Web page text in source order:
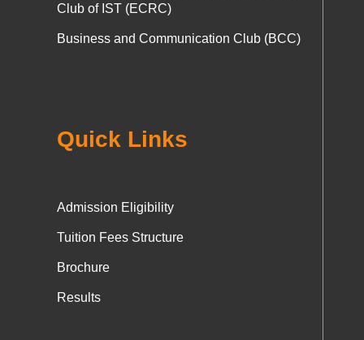
Club of IST (ECRC)
Business and Communication Club (BCC)
Quick Links
Admission Eligibility
Tuition Fees Structure
Brochure
Results